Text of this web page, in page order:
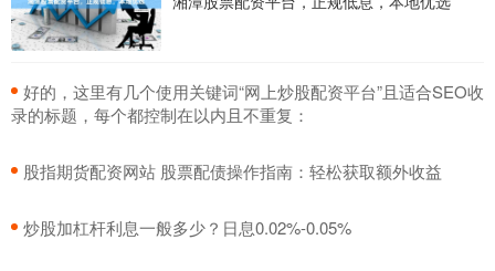
​好的，这里有几个使用关键词“网上炒股配资平台”且适合SEO收
录的标题，每个都控制在以内且不重复：
​股指期货配资网站 股票配债操作指南：轻松获取额外收益
​炒股加杠杆利息一般多少？日息0.02%-0.05%